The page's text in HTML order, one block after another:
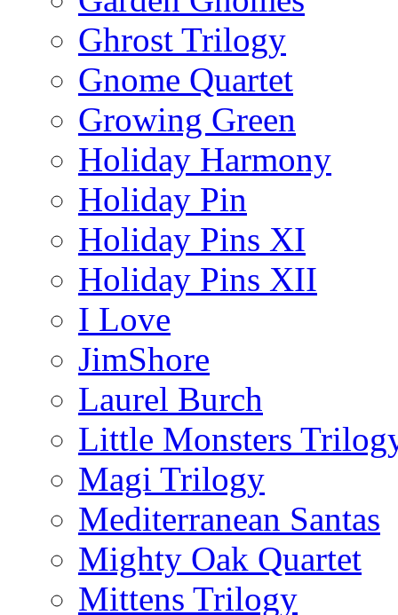
Ghrost Trilogy
Gnome Quartet
Growing Green
Holiday Harmony
Holiday Pin
Holiday Pins XI
Holiday Pins XII
I Love
JimShore
Laurel Burch
Little Monsters
Magi Trilogy
Mediterranean Santas
Mighty Oak Quartet
Mittens Trilogy